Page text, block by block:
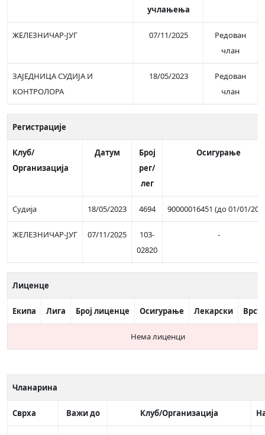
учлањења
ЖЕЛЕЗНИЧАР-ЈУГ 07/11/2025
Редован
члан
ЗАЈЕДНИЦА СУДИЈА И
КОНТРОЛОРА
18/05/2023
Редован
члан
Регистрације
Клуб/
Организација
Датум
Број
рег/
лег
Осигурање
Судија 18/05/2023 4694 90000016451 (до 01/01/
ЖЕЛЕЗНИЧАР-ЈУГ 07/11/2025
103-
02820
-
Лиценце
Екипа Лига Број лиценце Осигурање Лекарски
Нема лиценци
Чланарина
Сврха Важи до Клуб/Организација